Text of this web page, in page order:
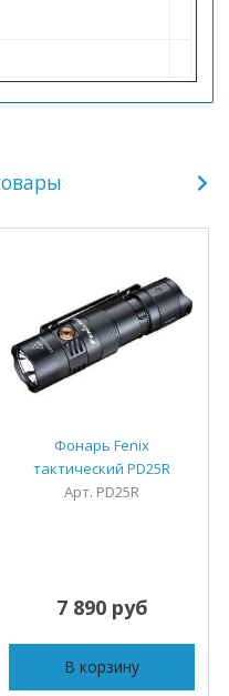
Фонарь Fenix
тактический PD25R
Арт. PD25R
7 890 руб
В корзину